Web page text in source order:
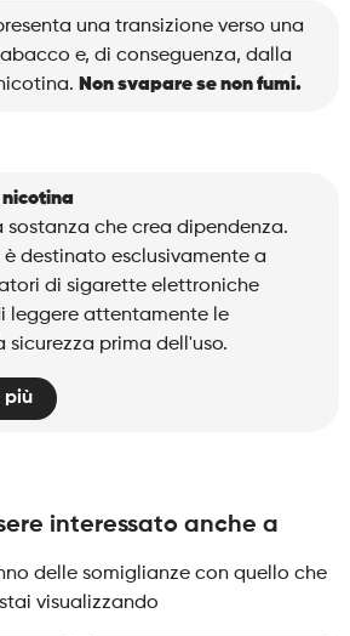
una transizione verso una
e, di conseguenza, dalla
Non svapare se non fumi.
sostanza che crea dipendenza.
destinato esclusivamente a
di sigarette elettroniche
leggere attentamente le
sicurezza prima dell'uso.
più
interessato anche a
delle somiglianze con quello che
stai visualizzando